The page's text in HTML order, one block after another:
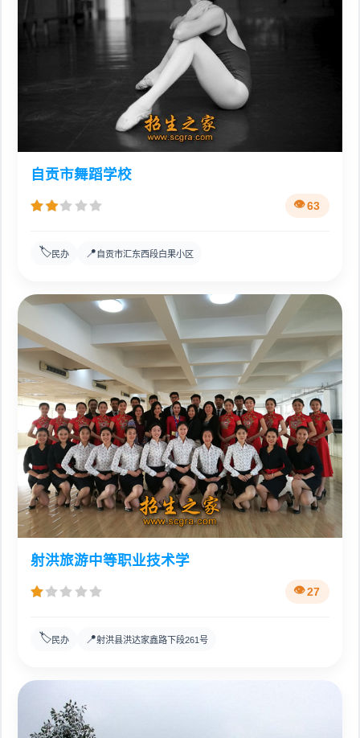
自贡市舞蹈学校
63
🏷️民办 📍自贡市汇东西段白果小区
射洪旅游中等职业技术学
27
🏷️民办 📍射洪县洪达家鑫路下段261号